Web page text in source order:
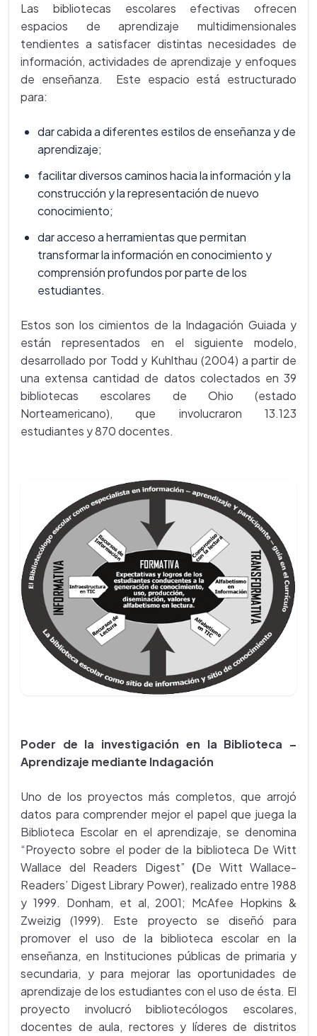
Las bibliotecas escolares efectivas ofrecen
espacios de aprendizaje multidimensionales
tendientes a satisfacer distintas necesidades de
información, actividades de aprendizaje y enfoques
de enseñanza. Este espacio está estructurado
para:
dar cabida a diferentes estilos de enseñanza y de
aprendizaje;
facilitar diversos caminos hacia la información y la
construcción y la representación de nuevo
conocimiento;
dar acceso a herramientas que permitan
transformar la información en conocimiento y
comprensión profundos por parte de los
estudiantes.
Estos son los cimientos de la Indagación Guiada y
están representados en el siguiente modelo,
desarrollado por Todd y Kuhlthau (2004) a partir de
una extensa cantidad de datos colectados en 39
bibliotecas escolares de Ohio (estado
Norteamericano), que involucraron 13.123
estudiantes y 870 docentes.
Poder de la investigación en la Biblioteca –
Aprendizaje mediante Indagación
Uno de los proyectos más completos, que arrojó
datos para comprender mejor el papel que juega la
Biblioteca Escolar en el aprendizaje, se denomina
“Proyecto sobre el poder de la biblioteca De Witt
Wallace del Readers Digest” (De Witt Wallace-
Readers’ Digest Library Power), realizado entre 1988
y 1999. Donham, et al, 2001; McAfee Hopkins &
Zweizig (1999). Este proyecto se diseñó para
promover el uso de la biblioteca escolar en la
enseñanza, en Instituciones públicas de primaria y
secundaria, y para mejorar las oportunidades de
aprendizaje de los estudiantes con el uso de ésta. El
proyecto involucró bibliotecólogos escolares,
docentes de aula, rectores y líderes de distritos